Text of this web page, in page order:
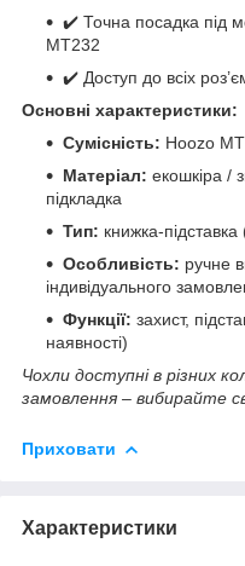
✔️ Точна посадка під
MT232
✔️ Доступ до всіх
Основні характеристики:
Сумісність: Hoozo
Матеріал: екошкіра /
підкладка
Тип: книжка-підставка
Особливість: ручне
індивідуального
Функції: захист,
наявності)
Чохли доступні в різних
замовлення – вибирайте
Приховати
Характеристики